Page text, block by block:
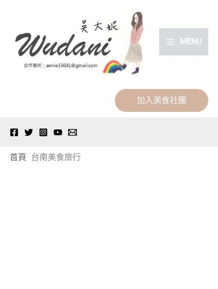
MENU
加入美食社團
首頁 台南美食旅行